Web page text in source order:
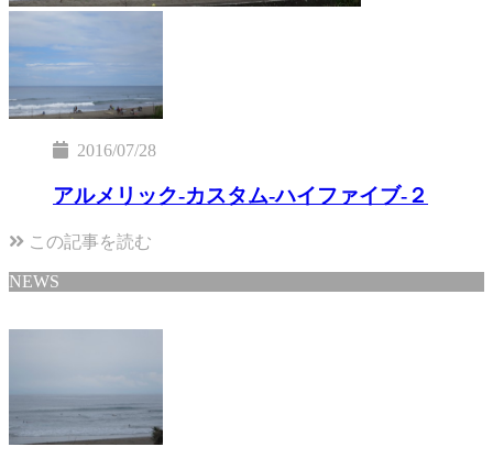
2016/07/28
アルメリック-カスタム-ハイファイブ-２
この記事を読む
NEWS